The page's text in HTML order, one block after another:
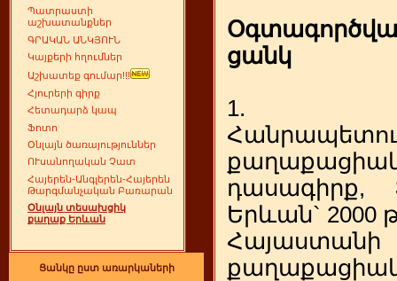
Պատրաստի
աշխատանքներ
ԳՐԱԿԱՆ ԱՆԿՅՈՒՆ
Կայքերի հղումներ
Աշխատեք գումար!!!
Հյուրերի գիրք
Հետադարձ կապ
Ֆոտո
Օնլայն ծառայություններ
ՈՒսանողական Չատ
Հայերեն-Անգլերեն-Հայերեն
Թարգմանչական Բառարան
Օնլայն տեսախցիկ
քաղաք Երևան
Ցանկը ըստ առարկաների
ցանկ
1.
դասագիրք,
Երևան` 2000
Հայաստանի